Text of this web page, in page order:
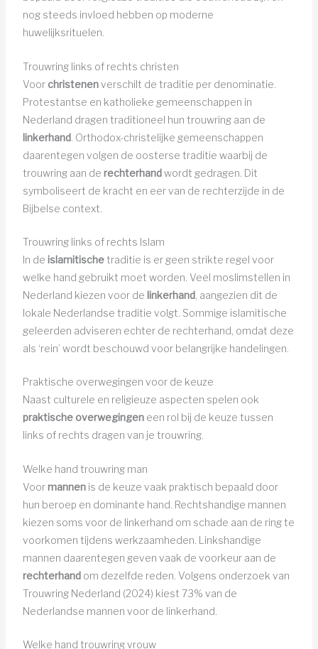
nog steeds invloed hebben op moderne
huwelijksrituelen.
Trouwring links of rechts christen
Voor christenenverschilt de traditie per denominatie.
Protestantse en katholieke gemeenschappen in
Nederland dragen traditioneel hun trouwring aan de
linkerhand. Orthodox-christelijke gemeenschappen
daarentegen volgen de oosterse traditie waarbij de
trouwring aan de rechterhandwordt gedragen. Dit
symboliseert de kracht en eer van de rechterzijde in de
Bijbelse context.
Trouwring links of rechts Islam
In de islamitischetraditie is er geen strikte regel voor
welke hand gebruikt moet worden. Veel moslimstellen in
Nederland kiezen voor de linkerhand, aangezien dit de
lokale Nederlandse traditie volgt. Sommige islamitische
geleerden adviseren echter de rechterhand, omdat deze
als ‘rein’ wordt beschouwd voor belangrijke handelingen.
Praktische overwegingen voor de keuze
Naast culturele en religieuze aspecten spelen ook
praktische overwegingeneen rol bij de keuze tussen
links of rechts dragen van je trouwring.
Welke hand trouwring man
Voormannenis de keuze vaak praktisch bepaald door
hun beroep en dominante hand. Rechtshandige mannen
kiezen soms voor de linkerhand om schade aan de ring te
voorkomen tijdens werkzaamheden. Linkshandige
mannen daarentegen geven vaak de voorkeur aan de
rechterhandom dezelfde reden. Volgens onderzoek van
Trouwring Nederland (2024) kiest 73% van de
Nederlandse mannen voor de linkerhand.
Welke hand trouwring vrouw